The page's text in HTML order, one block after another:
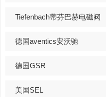
Tiefenbach蒂芬巴赫电磁阀
德国aventics安沃驰
德国GSR
美国SEL